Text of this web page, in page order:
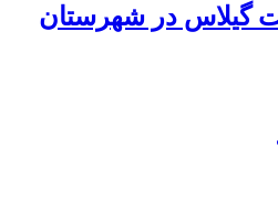
گیلاس در شهرستان